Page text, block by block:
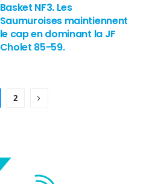
Basket NF3. Les
Saumuroises maintiennent
le cap en dominant la JF
Cholet 85-59.
2